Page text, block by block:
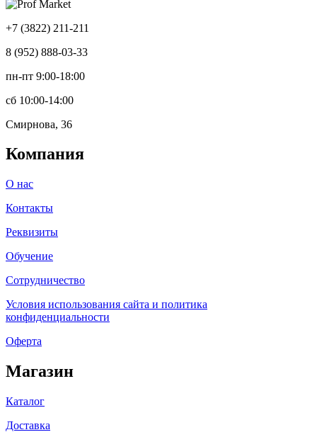
+7 (3822) 211-211
8 (952) 888-03-33
пн-пт 9:00-18:00
сб 10:00-14:00
Смирнова, 36
Компания
О нас
Контакты
Реквизиты
Обучение
Сотрудничество
Условия использования сайта и политика
конфиденциальности
Оферта
Магазин
Каталог
Доставка